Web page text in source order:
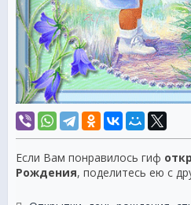
Если Вам понравилось гиф
Рождения, поделитесь ею с